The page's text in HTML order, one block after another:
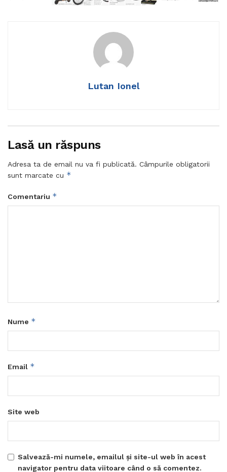
Lutan Ionel
Lasă un răspuns
Adresa ta de email nu va fi publicată. Câmpurile obligatorii
sunt marcate cu *
Comentariu *
Nume *
Email *
Site web
Salvează-mi numele, emailul și site-ul web în acest
navigator pentru data viitoare când o să comentez.